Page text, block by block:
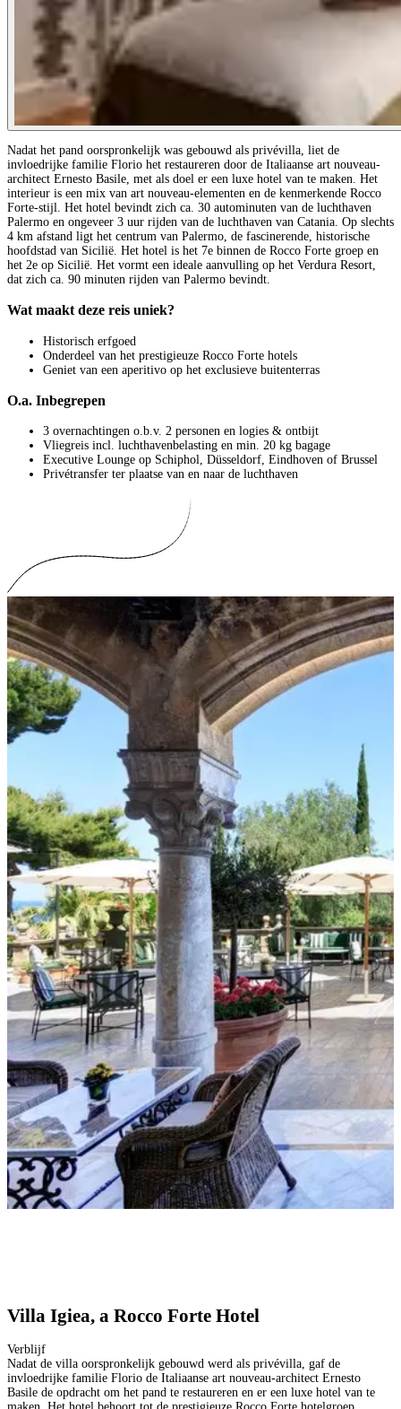
Nadat het pand oorspronkelijk was gebouwd als privévilla, liet de
invloedrijke familie Florio het restaureren door de Italiaanse art nouveau-
architect Ernesto Basile, met als doel er een luxe hotel van te maken. Het
interieur is een mix van art nouveau-elementen en de kenmerkende Rocco
Forte-stijl. Het hotel bevindt zich ca. 30 autominuten van de luchthaven
Palermo en ongeveer 3 uur rijden van de luchthaven van Catania. Op slechts
4 km afstand ligt het centrum van Palermo, de fascinerende, historische
hoofdstad van Sicilië. Het hotel is het 7e binnen de Rocco Forte groep en
het 2e op Sicilië. Het vormt een ideale aanvulling op het Verdura Resort,
dat zich ca. 90 minuten rijden van Palermo bevindt.
Wat maakt deze reis uniek?
Historisch erfgoed
Onderdeel van het prestigieuze Rocco Forte hotels
Geniet van een aperitivo op het exclusieve buitenterras
O.a. Inbegrepen
3 overnachtingen o.b.v. 2 personen en logies & ontbijt
Vliegreis incl. luchthavenbelasting en min. 20 kg bagage
Executive Lounge op Schiphol, Düsseldorf, Eindhoven of Brussel
Privétransfer ter plaatse van en naar de luchthaven
Villa Igiea, a Rocco Forte Hotel
Verblijf
Nadat de villa oorspronkelijk gebouwd werd als privévilla, gaf de
invloedrijke familie Florio de Italiaanse art nouveau-architect Ernesto
Basile de opdracht om het pand te restaureren en er een luxe hotel van te